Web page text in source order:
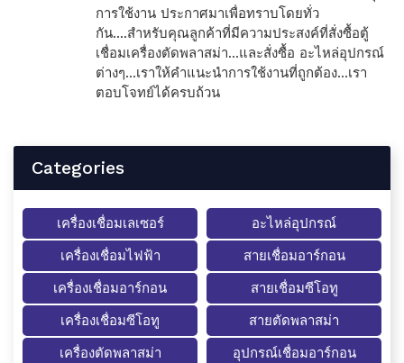
การใช้งาน ประกาศมาเพื่อทราบโดยทั่ว
กัน....สำหรับคุณลูกค้าที่มีความประสงค์ที่สั่งซื้อตู้
เชื่อมเครื่องตัดพลาสม่า...และสั่งซื้อ อะไหล่อุปกรณ์
ต่างๆ...เราให้คำแนะนำการใช้งานที่ถูกต้อง...เรา
ตอบโจทย์ได้ครบถ้วน
Categories
เครื่องเชื่อมเลเซอร์
เครื่องเชื่อมไฟฟ้า
เครื่องเชื่อมอาร์กอน
เครื่องเชื่อมซีโอทู
เครื่องตัดพลาสม่า
อะไหล่อุปกรณ์
สายเชื่อมอาร์กอน
สายเชื่อมซีโอทู
สายตัดพลาสม่า
อุปกรณ์เชื่อมอาร์กอน